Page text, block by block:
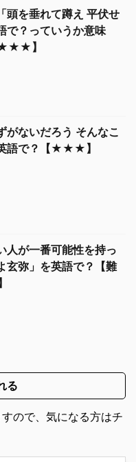
頭を垂れて蹲え 平伏せ
で？っていうか意味
】
がないだろう そんなこ
語で？【★★★】
人が一番可能性を持っ
玄弥」を英語で？【難
る
ので、気になる方はチ